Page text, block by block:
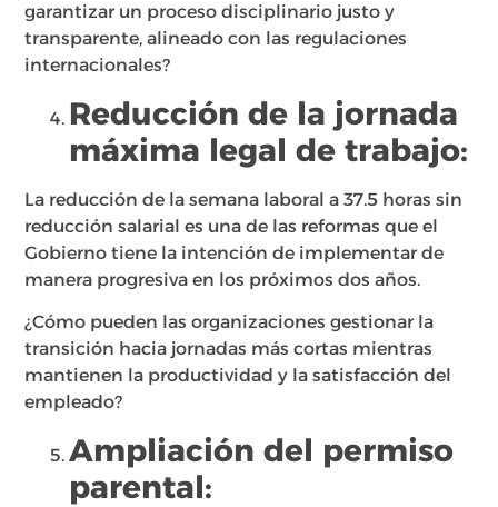
garantizar un proceso disciplinario justo y
transparente, alineado con las regulaciones
internacionales?
Reducción de la jornada
máxima legal de trabajo:
La reducción de la semana laboral a 37.5 horas sin
reducción salarial es una de las reformas que el
Gobierno tiene la intención de implementar de
manera progresiva en los próximos dos años.
¿Cómo pueden las organizaciones gestionar la
transición hacia jornadas más cortas mientras
mantienen la productividad y la satisfacción del
empleado?
Ampliación del permiso
parental: